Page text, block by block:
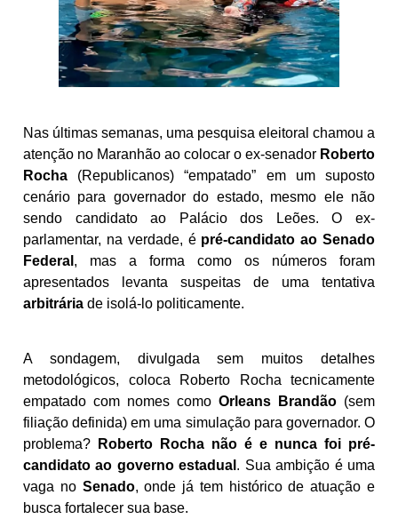
Nas últimas semanas, uma pesquisa eleitoral chamou a
atenção no Maranhão ao colocar o ex-senador Roberto
Rocha (Republicanos) “empatado” em um suposto
cenário para governador do estado, mesmo ele não
sendo candidato ao Palácio dos Leões. O ex-
parlamentar, na verdade, é pré-candidato ao Senado
Federal , mas a forma como os números foram
apresentados levanta suspeitas de uma tentativa
arbitrária de isolá-lo politicamente.
A sondagem, divulgada sem muitos detalhes
metodológicos, coloca Roberto Rocha tecnicamente
empatado com nomes como Orleans Brandão (sem
filiação definida) em uma simulação para governador. O
problema?
Roberto Rocha não é e nunca foi pré-
candidato ao governo estadual . Sua ambição é uma
vaga no Senado, onde já tem histórico de atuação e
busca fortalecer sua base.